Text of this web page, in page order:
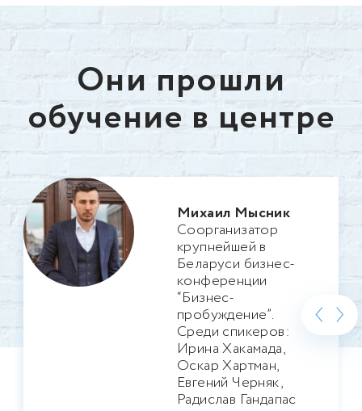
Они прошли
обучение в центре
Михаил Мысник
Соорганизатор
крупнейшей в
Беларуси бизнес-
конференции
“Бизнес-
пробуждение”.
Среди спикеров:
Ирина Хакамада,
Оскар Хартман,
Евгений Черняк,
Радислав Гандапас
‹ ›